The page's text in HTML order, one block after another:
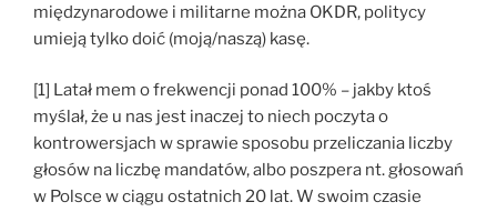
międzynarodowe i militarne można OKDR, politycy
umieją tylko doić (moją/naszą) kasę.
[1] Latał mem o frekwencji ponad 100% – jakby ktoś
myślał, że u nas jest inaczej to niech poczyta o
kontrowersjach w sprawie sposobu przeliczania liczby
głosów na liczbę mandatów, albo poszpera nt. głosowań
w Polsce w ciągu ostatnich 20 lat. W swoim czasie